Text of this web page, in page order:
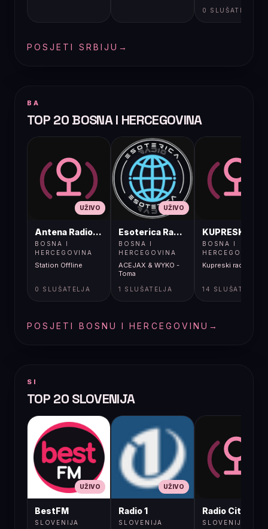
0 SLUŠATELJA
POSJETI SRBIJU →
BA
TOP 20 BOSNA I HERCEGOVINA
UŽIVO
Antena Radio, Jelah Tešanj
BOSNA I
HERCEGOVINA
Station Offline
0 SLUŠATELJA
UŽIVO
Esoterica Radio S1
BOSNA I
HERCEGOVINA
ACEJAX & WYKO -
Toma
1 SLUŠATELJA
BOSNA I
HERCEGOVINA
Kupreski radio
14 SLUŠATELJA
POSJETI BOSNU I HERCEGOVINU →
SI
TOP 20 SLOVENIJA
UŽIVO
BestFM
SLOVENIJA
UŽIVO
Radio 1
SLOVENIJA
Radio City
SLOVENIJA